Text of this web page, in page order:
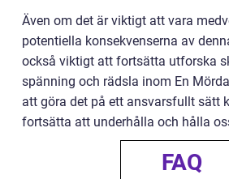
Även om det är viktigt att vara
potentiella konsekvenserna av
också viktigt att fortsätta utforska
spänning och rädsla inom En
att göra det på ett ansvarsfullt sätt
fortsätta att underhålla och hålla
FAQ